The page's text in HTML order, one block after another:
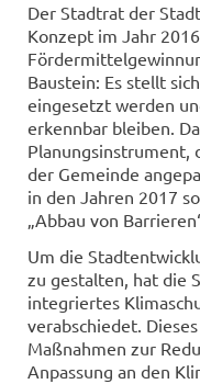
Der Stadtrat der
Konzept im Jahr
Baustein: Es stellt
eingesetzt werden
erkennbar bleiben.
Planungsinstrument,
der Gemeinde
in den Jahren 2017
„Abbau von
Um die
zu gestalten, hat die
integriertes
verabschiedet.
Maßnahmen zur
Anpassung an den